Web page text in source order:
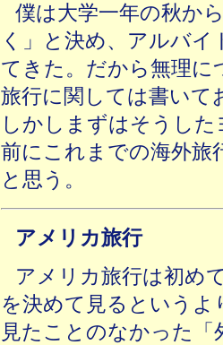
僕は大学一年の秋か
く」と決め、アルバ
てきた。だから無理
旅行に関しては書い
しかしまずはそうし
前にこれまでの海外旅
と思う。
アメリカ旅行
アメリカ旅行は初め
を決めて見るという
見たことのなかった